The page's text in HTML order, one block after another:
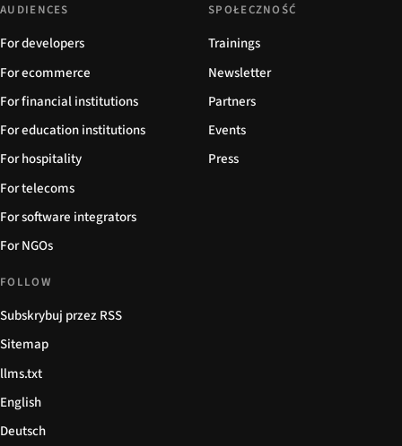
AUDIENCES
For developers
For ecommerce
For financial institutions
For education institutions
For hospitality
For telecoms
For software integrators
For NGOs
SPOŁECZNOŚĆ
Trainings
Newsletter
Partners
Events
Press
FOLLOW
Subskrybuj przez RSS
Sitemap
llms.txt
English
Deutsch